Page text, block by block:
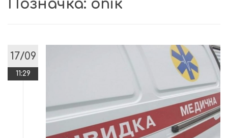
Позначка: опік
17/09
11:29